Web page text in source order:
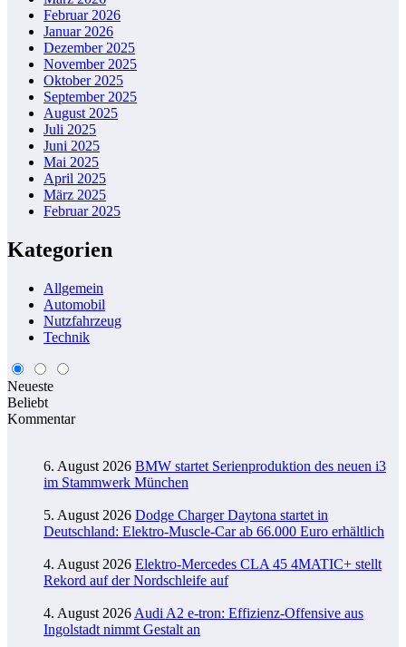
Februar 2026
Januar 2026
Dezember 2025
November 2025
Oktober 2025
September 2025
August 2025
Juli 2025
Juni 2025
Mai 2025
April 2025
März 2025
Februar 2025
Kategorien
Allgemein
Automobil
Nutzfahrzeug
Technik
Neueste
Beliebt
Kommentar
6. August 2026 BMW startet Serienproduktion des neuen i3
im Stammwerk München
5. August 2026 Dodge Charger Daytona startet in
Deutschland: Elektro-Muscle-Car ab 66.000 Euro erhältlich
4. August 2026 Elektro-Mercedes CLA 45 4MATIC+ stellt
Rekord auf der Nordschleife auf
4. August 2026 Audi A2 e-tron: Effizienz-Offensive aus
Ingolstadt nimmt Gestalt an